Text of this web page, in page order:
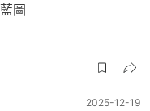
圖
2025-12-19